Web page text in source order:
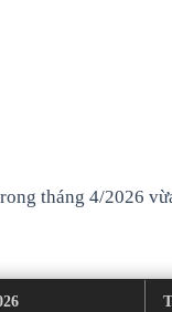
tháng 4/2026